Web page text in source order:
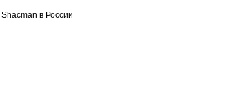
Shacman в России